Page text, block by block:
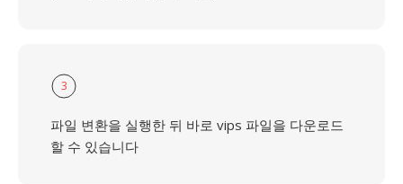
3
파일 변환을 실행한 뒤 바로 vips 파일을 다운로드
할 수 있습니다